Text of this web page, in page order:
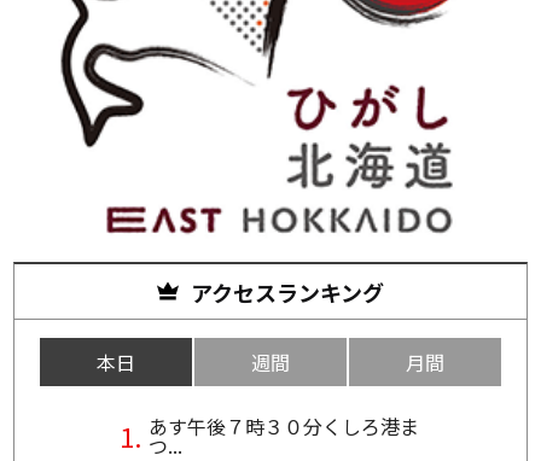
アクセスランキング
本日 週間 月間
あす午後７時３０分くしろ港ま
つ...